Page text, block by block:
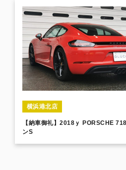
横浜港北店
【納車御礼】2018ｙ PORSCHE
ンS